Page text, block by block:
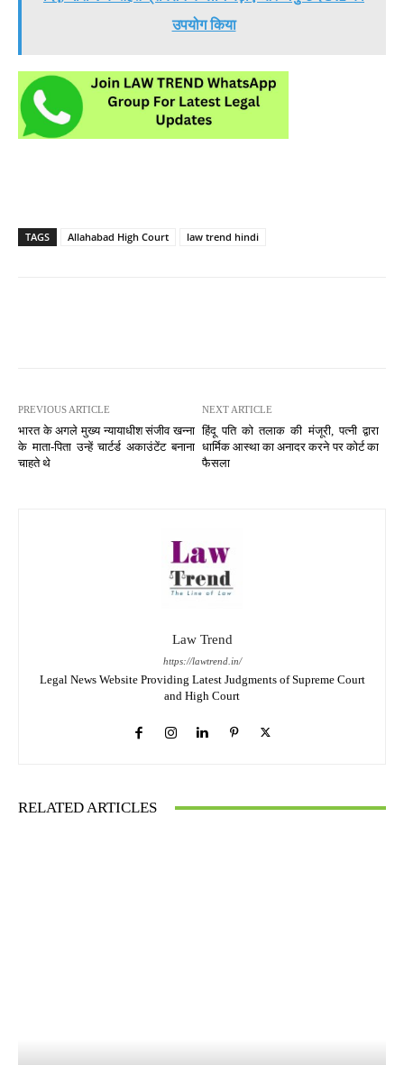
उपयोग किया
TAGS Allahabad High Court law trend hindi
PREVIOUS ARTICLE
भारत के अगले मुख्य न्यायाधीश संजीव खन्ना
के माता-पिता उन्हें चार्टर्ड अकाउंटेंट बनाना
चाहते थे
NEXT ARTICLE
हिंदू पति को तलाक की मंजूरी, पत्नी द्वारा
धार्मिक आस्था का अनादर करने पर कोर्ट का
फैसला
Law Trend
https://lawtrend.in/
Legal News Website Providing Latest Judgments of Supreme Court
and High Court
RELATED ARTICLES